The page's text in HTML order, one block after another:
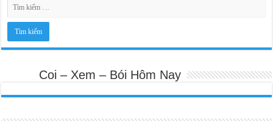
Coi – Xem – Bói Hôm Nay